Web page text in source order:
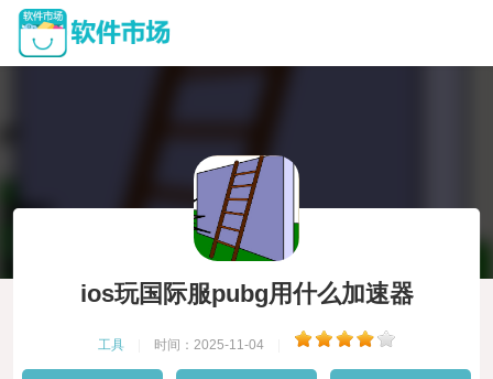
ios玩国际服pubg用什么加速器
工具 时间：2025-11-04